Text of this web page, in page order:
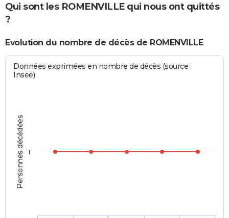
Qui sont les ROMENVILLE qui nous ont quittés
?
Evolution du nombre de décès de ROMENVILLE
Personnes décédées
Données exprimées en nombre de décès (source :
Insee)
1